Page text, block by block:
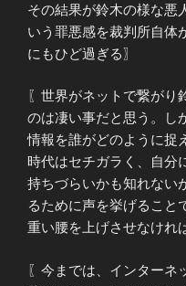
その結果が鈴木の様な悪
いう罪悪感を裁判所自体
にもひど過ぎる〗
〖世界がネットで繋がり
のは凄い事だと思う。し
情報を誰がどのように捉
時代はセチガラく、自分
持ちづらいかも知れない
るために声を挙げること
重い腰を上げさせなけれ
〖今までは、インターネ